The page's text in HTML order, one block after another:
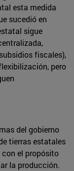
esta medida
sucedió en
sigue
fiscales),
pero
del gobierno
tierras estatales
el propósito
la producción.